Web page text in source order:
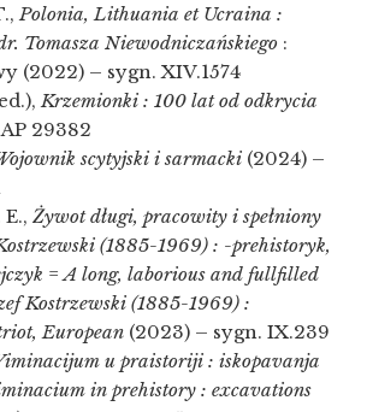
Polonia, Lithuania et Ucraina :
Tomasza Niewodniczańskiego :
(2022) – sygn. XIV.1574
Krzemionki : 100 lat od odkrycia
29382
scytyjski i sarmacki (2024) –
Żywot długi, pracowity i spełniony
(1885-1969) : -prehistoryk,
= A long, laborious and fullfilled
Kostrzewski (1885-1969) :
European (2023) – sygn. IX.239
u praistoriji : iskopavanja
in prehistory : excavations